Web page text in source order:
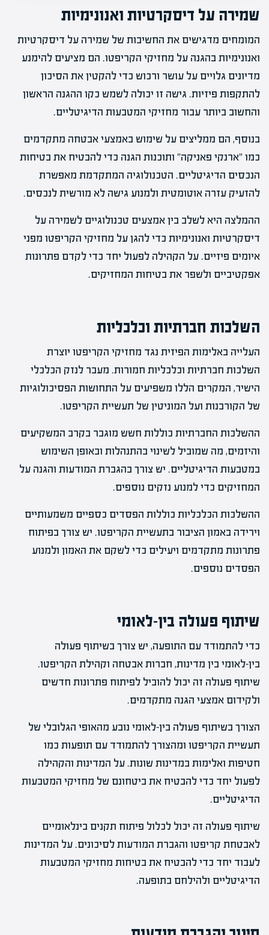
שמירה על דיסקרטיות ואנונימיות
המומחים מדגישים את החשיבות של שמירה על דיסקרטיות
ואנונימיות בהגנה על מחזיקי הקריפטו. הם מציעים להימנע
מדיונים גלויים על עושר ורכוש כדי להקטין את הסיכון
להתקפות פיזיות. גישה זו יכולה לשמש כקו ההגנה הראשון
והחשוב ביותר עבור מחזיקי המטבעות הדיגיטליים.
בנוסף, הם ממליצים על שימוש באמצעי אבטחה מתקדמים
כמו "ארנקי פאניקה" ותוכנות הגנה כדי להבטיח את בטיחות
הנכסים הדיגיטליים. הטכנולוגיה המתקדמת מאפשרת
להזעיק עזרה אוטומטית ולמנוע גישה לא מורשית לנכסים.
ההמלצה היא לשלב בין אמצעים טכנולוגיים לשמירה על
דיסקרטיות ואנונימיות כדי להגן על מחזיקי הקריפטו מפני
איומים פיזיים. על הקהילה לפעול יחד כדי לקדם פתרונות
אפקטיביים ולשפר את בטיחות המחזיקים.
השלכות חברתיות וכלכליות
העלייה באלימות הפיזית נגד מחזיקי הקריפטו יוצרת
השלכות חברתיות וכלכליות חמורות. מעבר לנזק הכלכלי
הישיר, המקרים הללו משפיעים על התחושות הפסיכולוגיות
של הקורבנות ועל המוניטין של תעשיית הקריפטו.
ההשלכות החברתיות כוללות חשש מוגבר בקרב המשקיעים
והיזמים, מה שמוביל לשינוי בהתנהלות ובאופן השימוש
במטבעות הדיגיטליים. יש צורך בהגברת המודעות והגנה על
המחזיקים כדי למנוע נזקים נוספים.
ההשלכות הכלכליות כוללות הפסדים כספיים משמעותיים
וירידה באמון הציבור בתעשיית הקריפטו. יש צורך בפיתוח
פתרונות מתקדמים ויעילים כדי לשקם את האמון ולמנוע
הפסדים נוספים.
שיתוף פעולה בין-לאומי
כדי להתמודד עם התופעה, יש צורך בשיתוף פעולה
בין-לאומי בין מדינות, חברות אבטחה וקהילת הקריפטו.
שיתוף פעולה זה יכול להוביל לפיתוח פתרונות חדשים
ולקידום אמצעי הגנה מתקדמים.
הצורך בשיתוף פעולה בין-לאומי נובע מהאופי הגלובלי של
תעשיית הקריפטו ומהצורך להתמודד עם תופעות כמו
חטיפות ואלימות במדינות שונות. על המדינות והקהילה
לפעול יחד כדי להבטיח את ביטחונם של מחזיקי המטבעות
הדיגיטליים.
שיתוף פעולה זה יכול לכלול פיתוח תקנים בינלאומיים
לאבטחת קריפטו והגברת המודעות לסיכונים. על המדינות
לעבוד יחד כדי להבטיח את בטיחות מחזיקי המטבעות
הדיגיטליים ולהילחם בתופעה.